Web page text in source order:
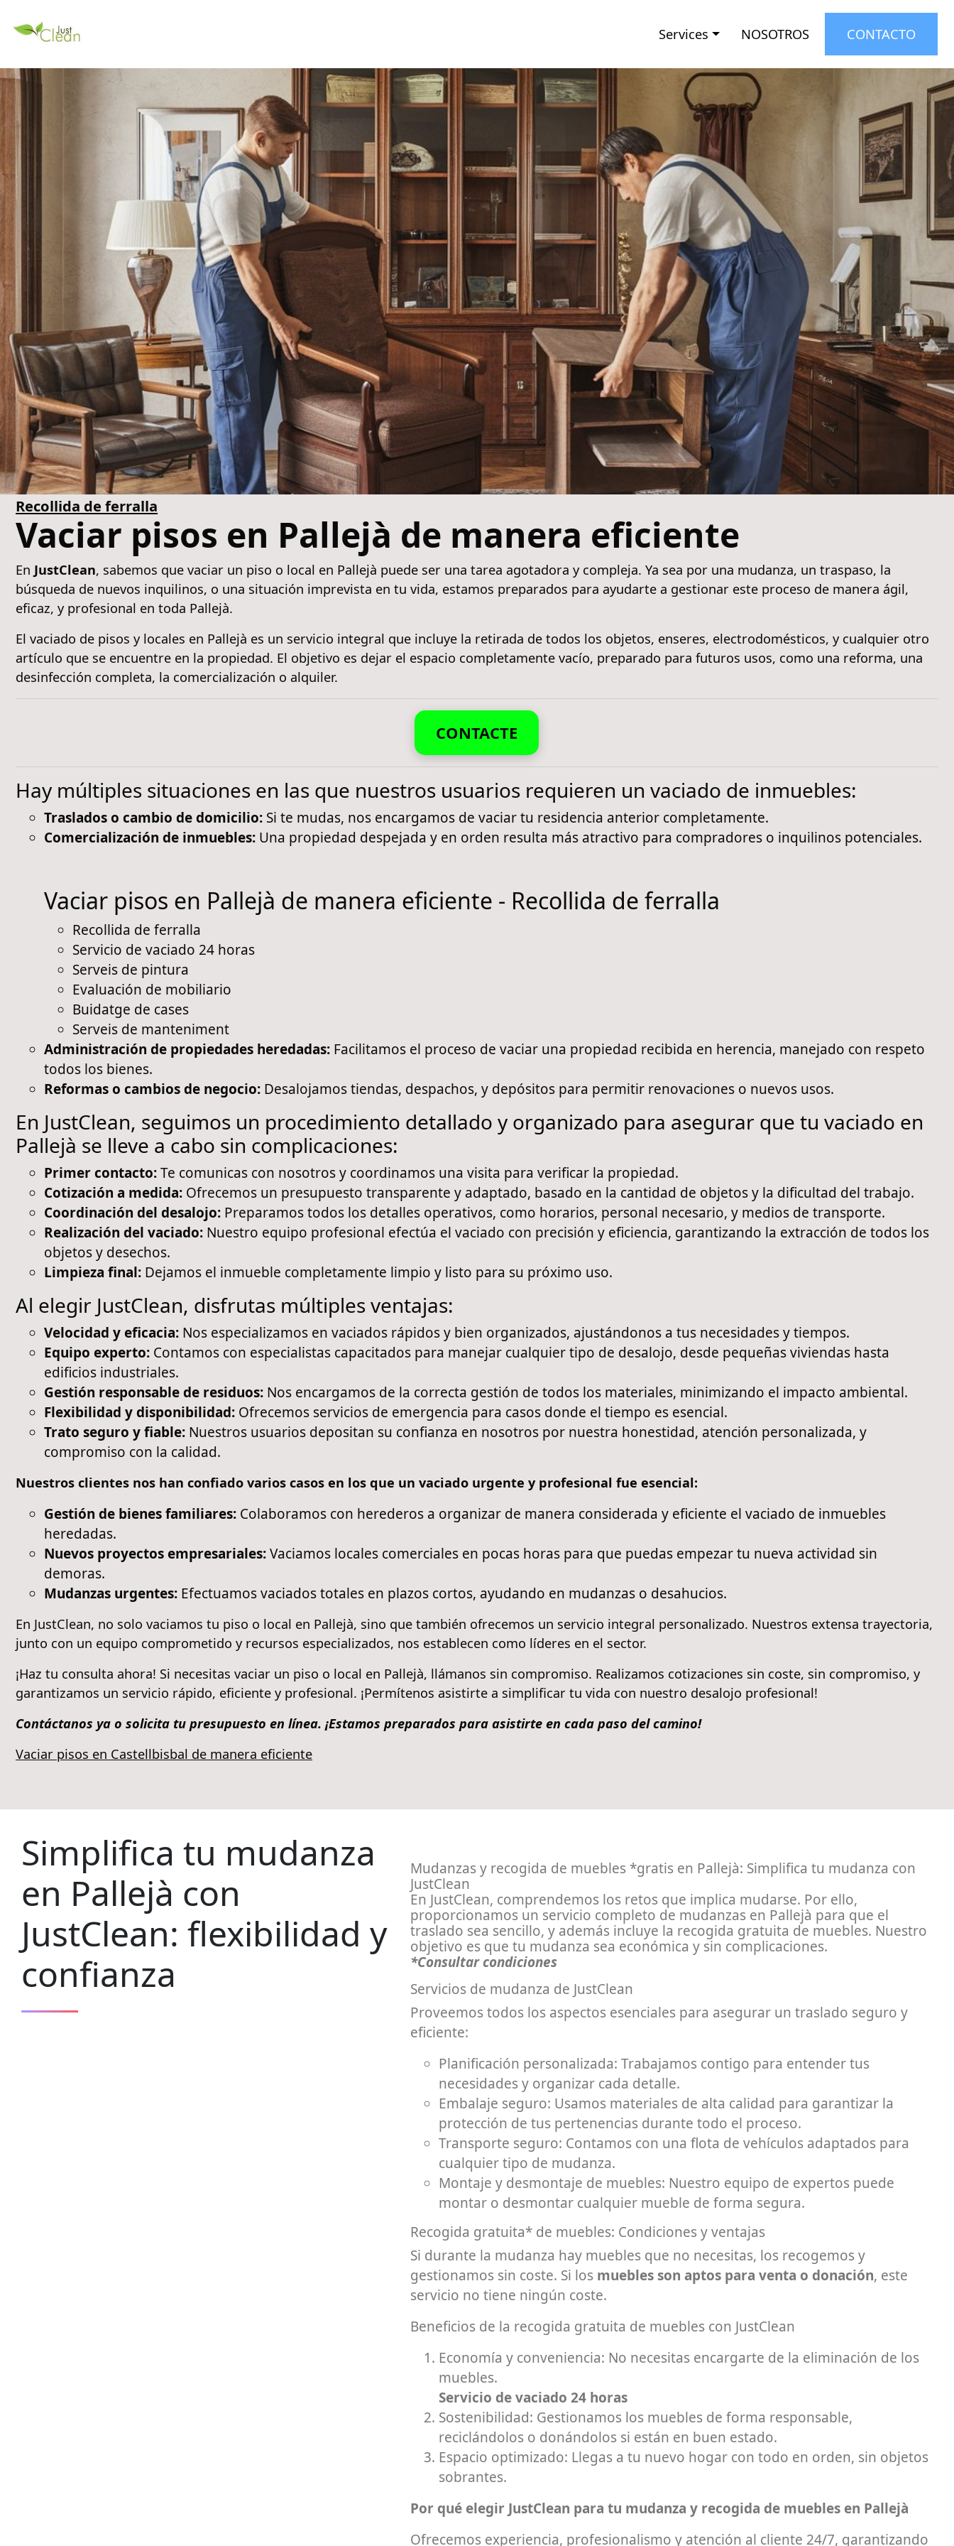
Services NOSOTROS CONTACTO
Recollida de ferralla
Vaciar pisos en Pallejà de manera eficiente
En JustClean, sabemos que vaciar un piso o local en Pallejà puede ser una tarea agotadora y compleja. Ya sea por una mudanza, un traspaso, la
búsqueda de nuevos inquilinos, o una situación imprevista en tu vida, estamos preparados para ayudarte a gestionar este proceso de manera ágil,
eficaz, y profesional en toda Pallejà.
El vaciado de pisos y locales en Pallejà es un servicio integral que incluye la retirada de todos los objetos, enseres, electrodomésticos, y cualquier otro
artículo que se encuentre en la propiedad. El objetivo es dejar el espacio completamente vacío, preparado para futuros usos, como una reforma, una
desinfección completa, la comercialización o alquiler.
CONTACTE
Hay múltiples situaciones en las que nuestros usuarios requieren un vaciado de inmuebles:
Traslados o cambio de domicilio: Si te mudas, nos encargamos de vaciar tu residencia anterior completamente.
Comercialización de inmuebles: Una propiedad despejada y en orden resulta más atractivo para compradores o inquilinos potenciales.
Vaciar pisos en Pallejà de manera eficiente - Recollida de ferralla
Recollida de ferralla
Servicio de vaciado 24 horas
Serveis de pintura
Evaluación de mobiliario
Buidatge de cases
Serveis de manteniment
Administración de propiedades heredadas: Facilitamos el proceso de vaciar una propiedad recibida en herencia, manejado con respeto
todos los bienes.
Reformas o cambios de negocio: Desalojamos tiendas, despachos, y depósitos para permitir renovaciones o nuevos usos.
En JustClean, seguimos un procedimiento detallado y organizado para asegurar que tu vaciado en
Pallejà se lleve a cabo sin complicaciones:
Primer contacto:Te comunicas con nosotros y coordinamos una visita para verificar la propiedad.
Cotización a medida: Ofrecemos un presupuesto transparente y adaptado, basado en la cantidad de objetos y la dificultad del trabajo.
Coordinación del desalojo: Preparamos todos los detalles operativos, como horarios, personal necesario, y medios de transporte.
Realización del vaciado: Nuestro equipo profesional efectúa el vaciado con precisión y eficiencia, garantizando la extracción de todos los
objetos y desechos.
Limpieza final: Dejamos el inmueble completamente limpio y listo para su próximo uso.
Al elegir JustClean, disfrutas múltiples ventajas:
Velocidad y eficacia: Nos especializamos en vaciados rápidos y bien organizados, ajustándonos a tus necesidades y tiempos.
Equipo experto: Contamos con especialistas capacitados para manejar cualquier tipo de desalojo, desde pequeñas viviendas hasta
edificios industriales.
Gestión responsable de residuos: Nos encargamos de la correcta gestión de todos los materiales, minimizando el impacto ambiental.
Flexibilidad y disponibilidad: Ofrecemos servicios de emergencia para casos donde el tiempo es esencial.
Trato seguro y fiable: Nuestros usuarios depositan su confianza en nosotros por nuestra honestidad, atención personalizada, y
compromiso con la calidad.
Nuestros clientes nos han confiado varios casos en los que un vaciado urgente y profesional fue esencial:
Gestión de bienes familiares: Colaboramos con herederos a organizar de manera considerada y eficiente el vaciado de inmuebles
heredadas.
Nuevos proyectos empresariales:Vaciamos locales comerciales en pocas horas para que puedas empezar tu nueva actividad sin
demoras.
Mudanzas urgentes: Efectuamos vaciados totales en plazos cortos, ayudando en mudanzas o desahucios.
En JustClean, no solo vaciamos tu piso o local en Pallejà, sino que también ofrecemos un servicio integral personalizado. Nuestros extensa trayectoria,
junto con un equipo comprometido y recursos especializados, nos establecen como líderes en el sector.
¡Haz tu consulta ahora! Si necesitas vaciar un piso o local en Pallejà, llámanos sin compromiso. Realizamos cotizaciones sin coste, sin compromiso, y
garantizamos un servicio rápido, eficiente y profesional. ¡Permítenos asistirte a simplificar tu vida con nuestro desalojo profesional!
Contáctanos ya o solicita tu presupuesto en línea. ¡Estamos preparados para asistirte en cada paso del camino!
Vaciar pisos en Castellbisbal de manera eficiente
Simplifica tu mudanza
en Pallejà con
JustClean: flexibilidad y
confianza
Mudanzas y recogida de muebles *gratis en Pallejà: Simplifica tu mudanza con
JustClean
En JustClean, comprendemos los retos que implica mudarse. Por ello,
proporcionamos un servicio completo de mudanzas en Pallejà para que el
traslado sea sencillo, y además incluye la recogida gratuita de muebles. Nuestro
objetivo es que tu mudanza sea económica y sin complicaciones.
*Consultar condiciones
Servicios de mudanza de JustClean
Proveemos todos los aspectos esenciales para asegurar un traslado seguro y
eficiente:
Planificación personalizada: Trabajamos contigo para entender tus
necesidades y organizar cada detalle.
Embalaje seguro: Usamos materiales de alta calidad para garantizar la
protección de tus pertenencias durante todo el proceso.
Transporte seguro: Contamos con una flota de vehículos adaptados para
cualquier tipo de mudanza.
Montaje y desmontaje de muebles: Nuestro equipo de expertos puede
montar o desmontar cualquier mueble de forma segura.
Recogida gratuita* de muebles: Condiciones y ventajas
Si durante la mudanza hay muebles que no necesitas, los recogemos y
gestionamos sin coste. Si los muebles son aptos para venta o donación, este
servicio no tiene ningún coste.
Beneficios de la recogida gratuita de muebles con JustClean
Economía y conveniencia: No necesitas encargarte de la eliminación de los
muebles.
Servicio de vaciado 24 horas
Sostenibilidad: Gestionamos los muebles de forma responsable,
reciclándolos o donándolos si están en buen estado.
Espacio optimizado: Llegas a tu nuevo hogar con todo en orden, sin objetos
sobrantes.
Por qué elegir JustClean para tu mudanza y recogida de muebles en Pallejà
Ofrecemos experiencia, profesionalismo y atención al cliente 24/7, garantizando